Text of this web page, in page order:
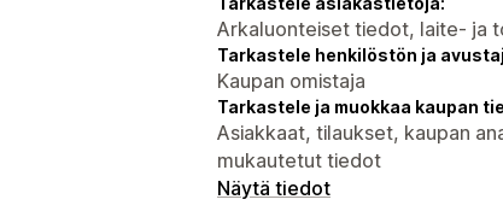
Arkaluonteiset tiedot, laite- ja
Tarkastele henkilöstön ja
Kaupan omistaja
Tarkastele ja muokkaa kaupan
Asiakkaat, tilaukset, kaupan
mukautetut tiedot
Näytä tiedot